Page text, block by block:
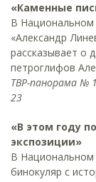
«Каменные
В Национальном
«Александр
рассказывает о
петроглифов
ТВР-панорама №
23
«В этом году
экспозиции»
В
бинокуляр с